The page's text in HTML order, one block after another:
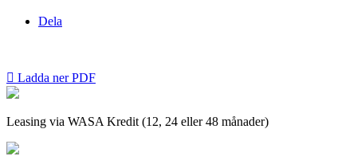
Dela
 Ladda ner PDF
Leasing via WASA Kredit (12, 24 eller 48 månader)